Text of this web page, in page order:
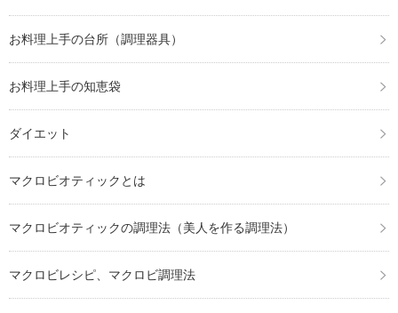
お料理上手の台所（調理器具）
お料理上手の知恵袋
ダイエット
マクロビオティックとは
マクロビオティックの調理法（美人を作る調理法）
マクロビレシピ、マクロビ調理法